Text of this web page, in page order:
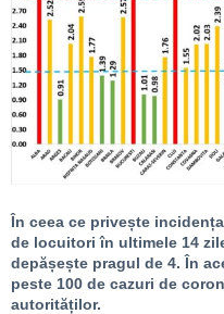
În ceea ce privește
de locuitori în ultimele 14
depășește pragul de 4. În
peste 100 de cazuri de
autorităților.